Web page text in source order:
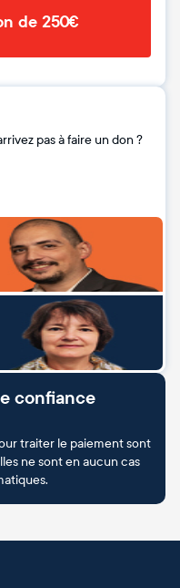
de 250€
pas à faire un don ?
confiance
traiter le paiement sont
ne sont en aucun cas